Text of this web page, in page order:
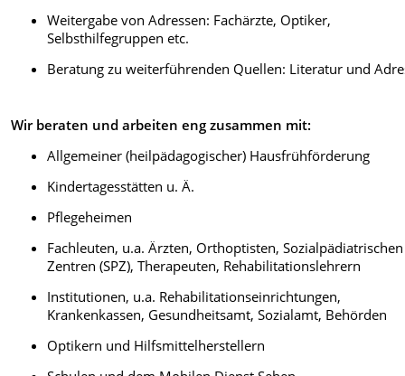
Weitergabe von Adressen: Fachärzte, Optiker,
Selbsthilfegruppen etc.
Beratung zu weiterführenden Quellen: Literatur und
Wir beraten und arbeiten eng zusammen mit:
Allgemeiner (heilpädagogischer) Hausfrühförderung
Kindertagesstätten u. Ä.
Pflegeheimen
Fachleuten, u.a. Ärzten, Orthoptisten, Sozialpädiatrischen
Zentren (SPZ), Therapeuten, Rehabilitationslehrern
Institutionen, u.a. Rehabilitationseinrichtungen,
Krankenkassen, Gesundheitsamt, Sozialamt, Behörden
Optikern und Hilfsmittelherstellern